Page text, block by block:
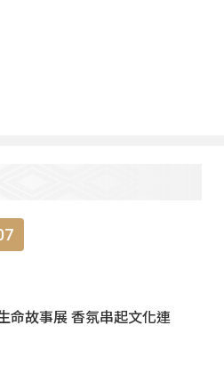
命故事展 香氛串起文化連